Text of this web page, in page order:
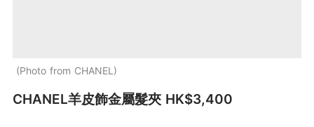
Photo from CHANEL
CHANEL羊皮飾金屬髮夾 HK$3,400